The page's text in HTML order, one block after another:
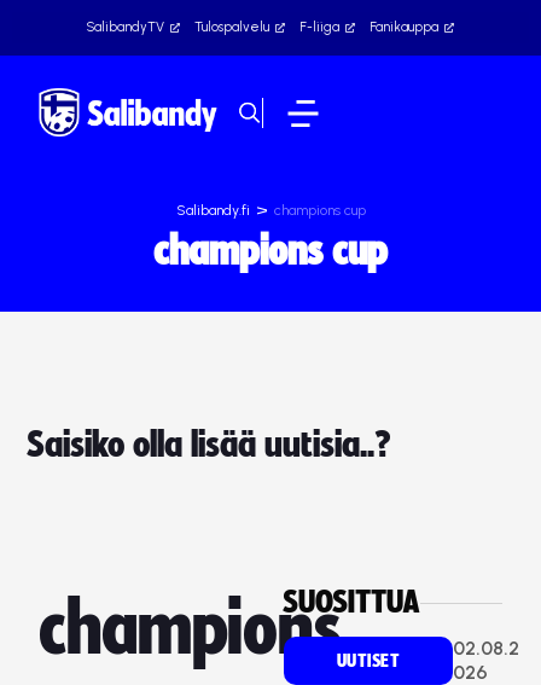
SalibandyTV Tulospalvelu F-liiga Fanikauppa
Salibandy.fi > champions cup
champions cup
Saisiko olla lisää uutisia..?
championsSUOSITTUA
UUTISET
02.08.2
026